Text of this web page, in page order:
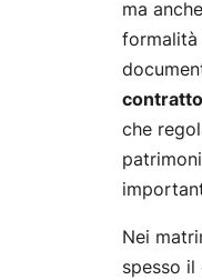
ma
formalità
che
Nei
spesso